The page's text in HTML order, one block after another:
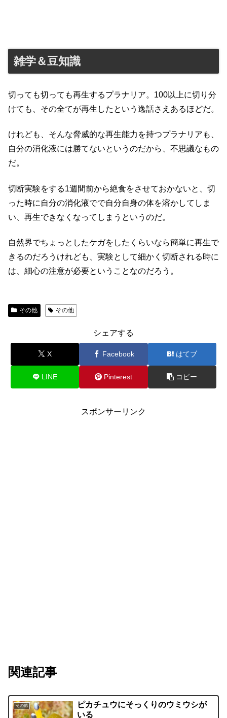
雑学＆豆知識
切っても切っても再生するプラナリア。100以上に切り分
けても、その全てが再生したという逸話さえあるほどだ。
けれども、そんな脅威的な再生能力を持つプラナリアも、
自分の消化液には勝てないというのだから、不思議なもの
だ。
切断実験をする1週間前から絶食をさせておかないと、切
った時に自分の消化液でで自分自身の体を溶かしてしま
い、再生できなくなってしまうというのだ。
自然界でちょっとしたケガをしたくらいなら簡単に再生で
きるのだろうけれども、実験として細かく切断される時に
は、細心の注意が必要ということなのだろう。
その他 その他
シェアする
X Facebook はてブ
LINE Pinterest コピー
スポンサーリンク
関連記事
その他
ピカチュウにそっくりのウミウシが
いる